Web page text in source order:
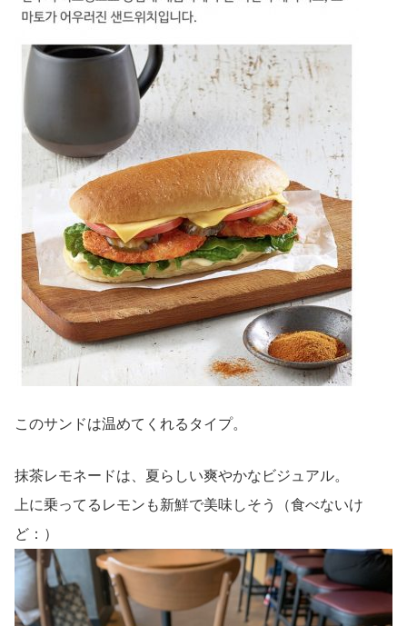
このサンドは温めてくれるタイプ。
抹茶レモネードは、夏らしい爽やかなビジュアル。
上に乗ってるレモンも新鮮で美味しそう（食べないけ
ど：）